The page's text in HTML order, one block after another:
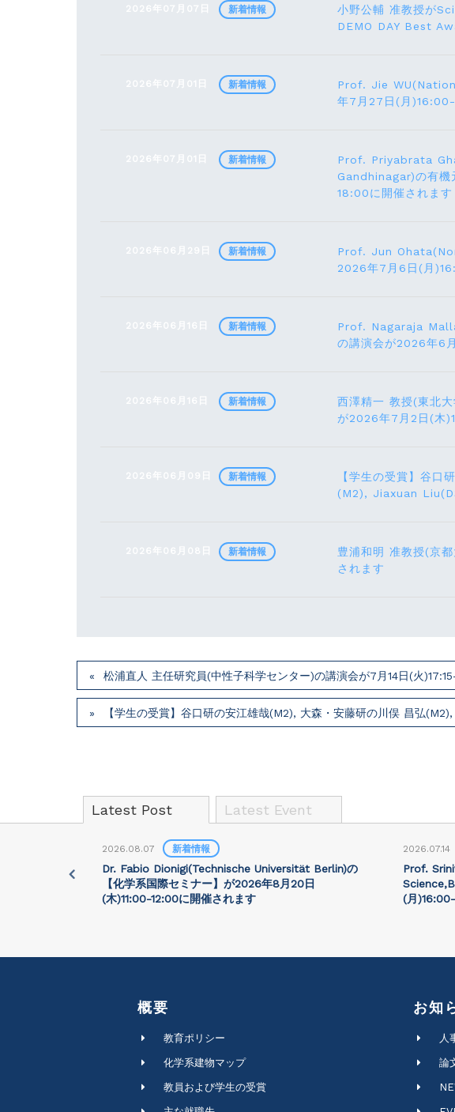
2026年07月07日
小野公輔 准教授が
DEMO DAY Best
新着情報
2026年07月01日
Prof. Jie
年7月27日(月
新着情報
2026年07月01日
Prof. Priyabrata
Gandhinagar)の有
18:00に開催されます
新着情報
2026年06月29日
Prof. Jun
2026年7月6日(月
新着情報
2026年06月16日
Prof. Nagaraja
の講演会が2026年6
新着情報
2026年06月16日
西澤精一 教授(東北
が2026年7月2日(木
新着情報
2026年06月09日
【学生の受賞】谷口
(M2), Jiaxuan
新着情報
2026年06月08日
豊浦和明 准教授(京
されます
新着情報
松浦直人 主任研究員(中性子科学センター)の講演会が7月14⽇(火
【学生の受賞】谷口研の安江雄哉(M2), 大森・安藤研の川俣 昌弘
Latest Post Latest Event
2026.08.07 新着情報
Dr. Fabio Dionigi(Technische Universität Berlin)の
【化学系国際セミナー】が2026年8⽉20⽇
(⽊)11:00-12:00に開催されます
2026.07.14
Prof.
(月
概要
教育ポリシー
化学系建物マップ
教員および学生の受賞
お知
人
論